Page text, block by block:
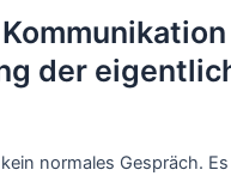
der
normales Gespräch.